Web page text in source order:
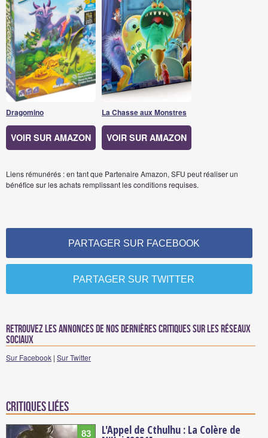
Dragomino
VOIR SUR AMAZON
La Chasse aux Monstres
VOIR SUR AMAZON
Liens rémunérés : en tant que Partenaire Amazon, SFU peut réaliser un
bénéfice sur les achats remplissant les conditions requises.
PARTAGER SUR FACEBOOK
PARTAGER SUR TWITTER
Retrouvez les annonces de nos dernières critiques sur les réseaux
sociaux
Sur Facebook | Sur Twitter
Critiques liées
83 L'Appel de Cthulhu : La Colère de